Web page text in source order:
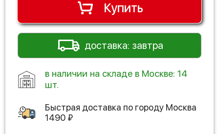
Купить
доставка: завтра
в наличии на складе в Москве: 14
шт.
Быстрая доставка по городу Москва
1490 ₽